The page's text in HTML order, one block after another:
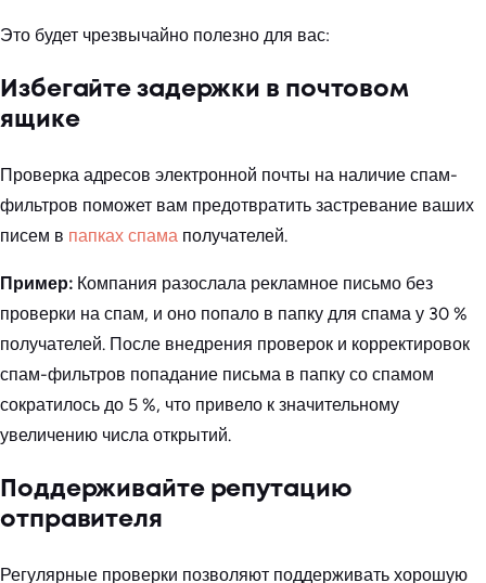
Это будет чрезвычайно полезно для вас:
Избегайте задержки в почтовом
ящике
Проверка адресов электронной почты на наличие спам-
фильтров поможет вам предотвратить застревание ваших
писем в папках спама получателей.
Пример: Компания разослала рекламное письмо без
проверки на спам, и оно попало в папку для спама у 30 %
получателей. После внедрения проверок и корректировок
спам-фильтров попадание письма в папку со спамом
сократилось до 5 %, что привело к значительному
увеличению числа открытий.
Поддерживайте репутацию
отправителя
Регулярные проверки позволяют поддерживать хорошую